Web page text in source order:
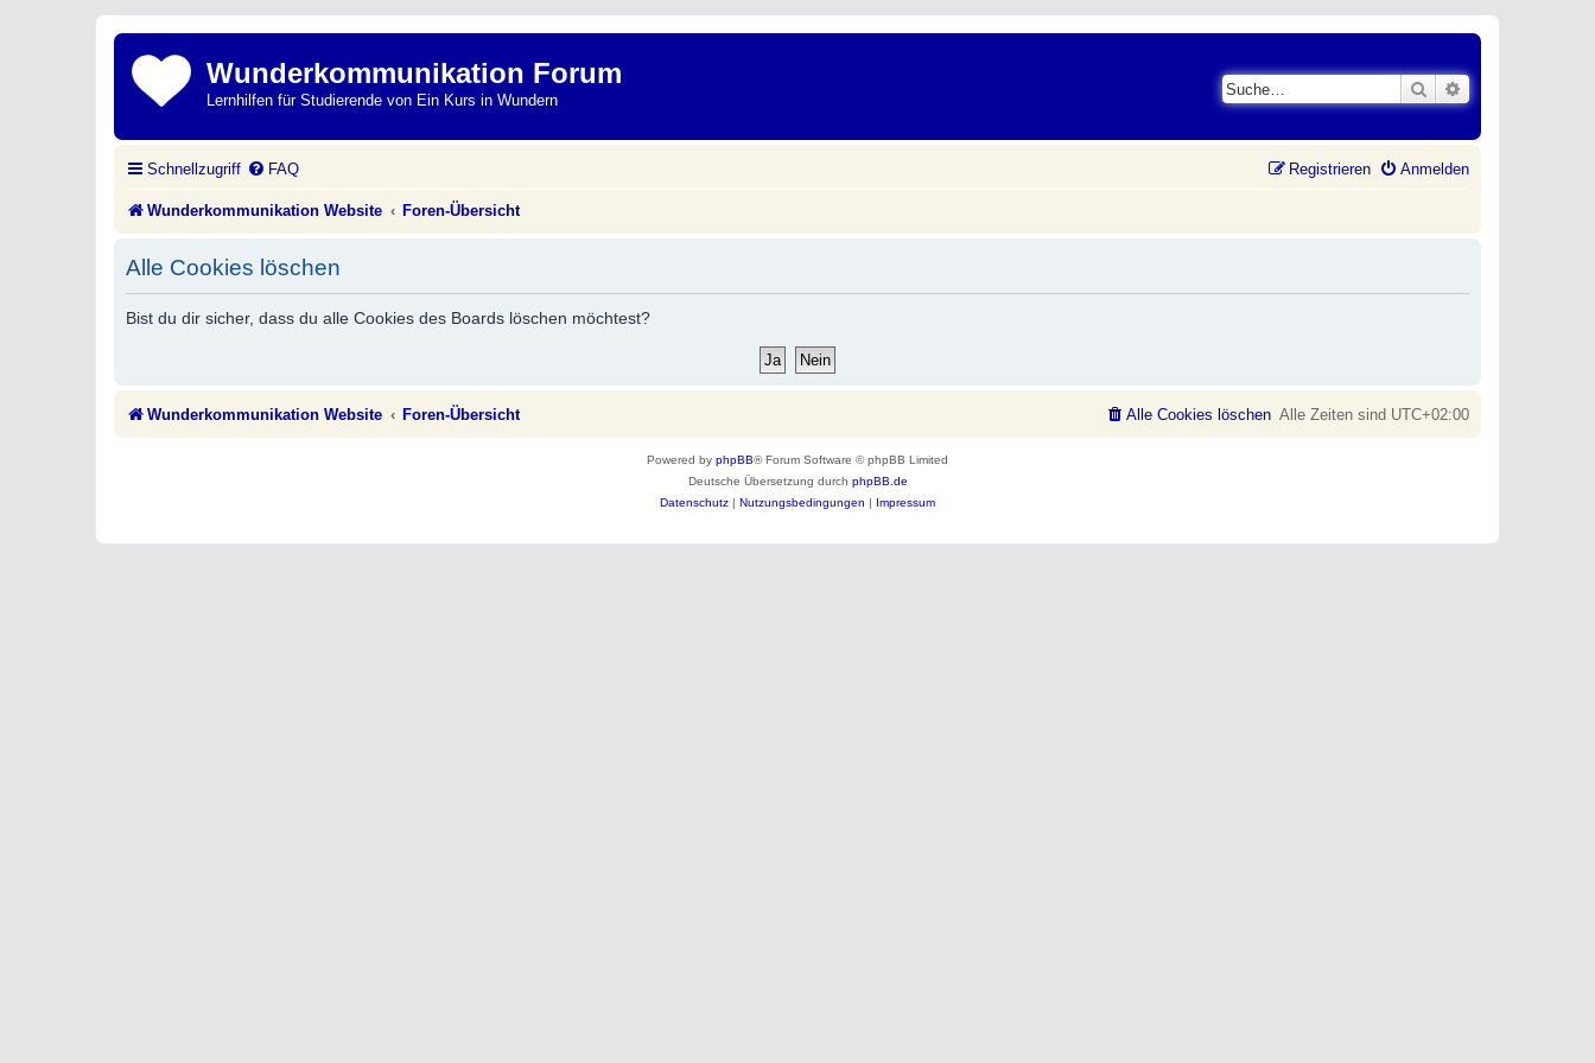
Wunderkommunikation Forum
Lernhilfen für Studierende von Ein Kurs in Wundern
Suche
Schnellzugriff FAQ Anmelden
Registrieren
Wunderkommunikation Website Foren-Übersicht
Alle Cookies löschen
Bist du dir sicher, dass du alle Cookies des Boards löschen möchtest?
Wunderkommunikation Website Foren-Übersicht Alle Zeiten sind UTC+02:00
Alle Cookies löschen
Powered by phpBB® Forum Software © phpBB Limited
Deutsche Übersetzung durch phpBB.de
Datenschutz | Nutzungsbedingungen | Impressum